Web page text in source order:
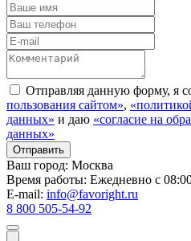
Отправляя данную форму, я
пользования сайтом»,
данных» и даю «согласие на
данных»
Ваш город: Москва
Время работы: Ежедневно с
E-mail: info@favoright.ru
8 800 505-54-92